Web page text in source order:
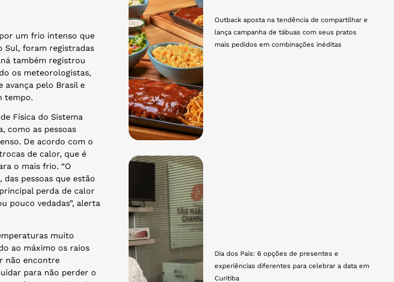
um frio intenso que
Sul, foram registradas
também registrou
os meteorologistas,
avança pelo Brasil e
tempo.
Física do Sistema
como as pessoas
De acordo com o
de calor, que é
o mais frio. “O
pessoas que estão
perda de calor
pouco vedadas”, alerta
muito
ao máximo os raios
não encontre
para não perder o
Outback aposta na tendência de compartilhar e
lança campanha de tábuas com seus pratos
mais pedidos em combinações inéditas
Dia dos Pais: 6 opções de presentes e
experiências diferentes para celebrar a data em
Curitiba